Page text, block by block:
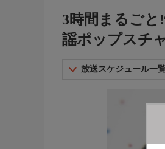
3時間まるご
謡ポップスチ
放送スケジュール一